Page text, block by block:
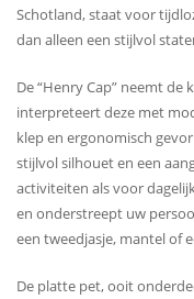
Schotland, staat voor
dan alleen een stijlvol
De “Henry Cap” neemt
interpreteert deze met
klep en ergonomisch
stijlvol silhouet en een
activiteiten als voor
en onderstreept uw
een tweedjasje, mantel of
De platte pet, ooit